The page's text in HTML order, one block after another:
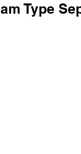
Type